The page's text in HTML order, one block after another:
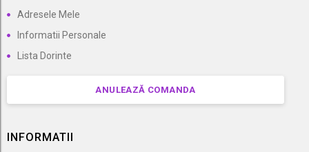
Adresele Mele
Informatii Personale
Lista Dorinte
ANULEAZĂ COMANDA
INFORMATII